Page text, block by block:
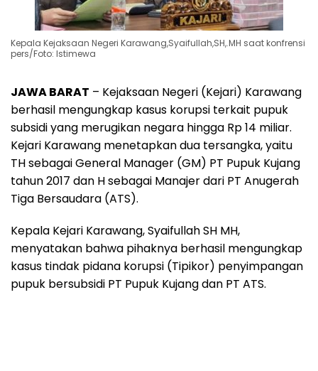
Kepala Kejaksaan Negeri Karawang,Syaifullah,SH,.MH saat konfrensi
pers/Foto: Istimewa
JAWA BARAT – Kejaksaan Negeri (Kejari) Karawang
berhasil mengungkap kasus korupsi terkait pupuk
subsidi yang merugikan negara hingga Rp 14 miliar.
Kejari Karawang menetapkan dua tersangka, yaitu
TH sebagai General Manager (GM) PT Pupuk Kujang
tahun 2017 dan H sebagai Manajer dari PT Anugerah
Tiga Bersaudara (ATS).
Kepala Kejari Karawang, Syaifullah SH MH,
menyatakan bahwa pihaknya berhasil mengungkap
kasus tindak pidana korupsi (Tipikor) penyimpangan
pupuk bersubsidi PT Pupuk Kujang dan PT ATS.